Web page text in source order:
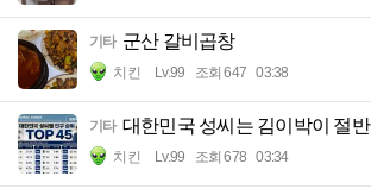
기타 군산 갈비곱창
치킨 Lv.99 조회 647 03:38
기타 대한민국 성씨는 김이박이 절반
치킨 Lv.99 조회 678 03:34